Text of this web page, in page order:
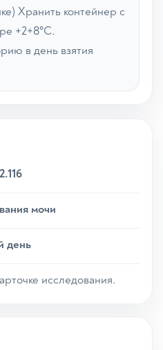
Хранить контейнер с
+2+8°С.
в день взятия
мочи
день
исследования.